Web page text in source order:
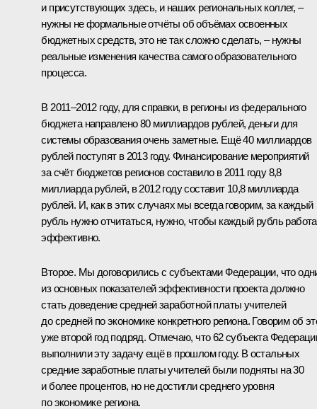
и присутствующих здесь, и наших региональных коллег, –
нужны не формальные отчёты об объёмах освоенных
бюджетных средств, это не так сложно сделать, – нужны
реальные изменения качества самого образовательного
процесса.
В 2011–2012 году, для справки, в регионы из федерального
бюджета направлено 80 миллиардов рублей, деньги для
системы образования очень заметные. Ещё 40 миллиардов
рублей поступят в 2013 году. Финансирование мероприятий
за счёт бюджетов регионов составило в 2011 году 8,8
миллиарда рублей, в 2012 году составит 10,8 миллиарда
рублей. И, как в этих случаях мы всегда говорим, за каждый
рубль нужно отчитаться, нужно, чтобы каждый рубль
эффективно.
Второе. Мы договорились с субъектами Федерации, что
из основных показателей эффективности проекта должно
стать доведение средней заработной платы учителей
до средней по экономике конкретного региона. Говорим об
уже второй год подряд. Отмечаю, что 62 субъекта
выполнили эту задачу ещё в прошлом году. В остальных
средние заработные платы учителей были подняты на 30
и более процентов, но не достигли среднего уровня
по экономике региона.